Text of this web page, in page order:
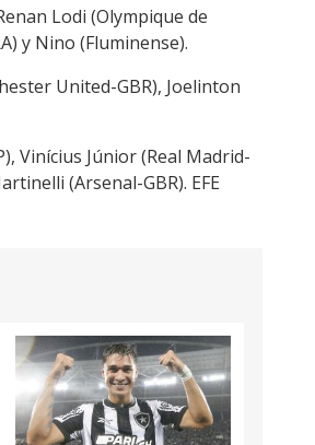
Lodi (Olympique de
y Nino (Fluminense).
United-GBR), Joelinton
Vinícius Júnior (Real Madrid-
(Arsenal-GBR). EFE